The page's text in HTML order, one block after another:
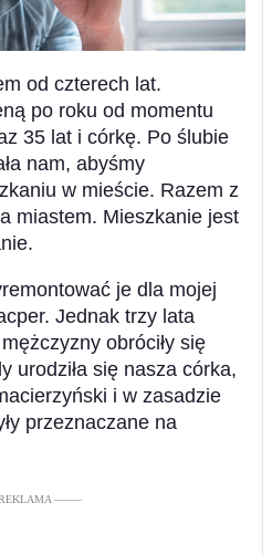
od czterech lat.
po roku od momentu
35 lat i córkę. Po ślubie
nam, abyśmy
w mieście. Razem z
miastem. Mieszkanie jest
je dla mojej
Jednak trzy lata
obróciły się
urodziła się nasza córka,
i w zasadzie
przeznaczane na
–––––